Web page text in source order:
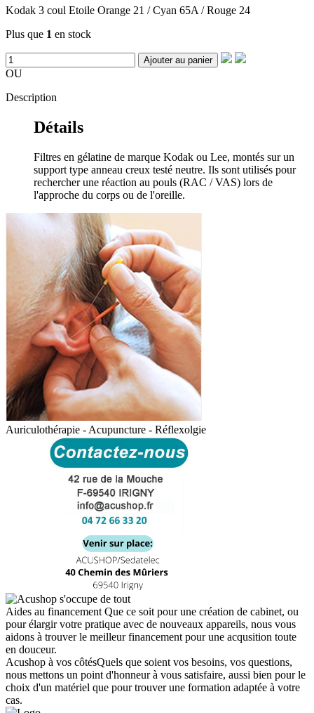
Kodak 3 coul Etoile Orange 21 / Cyan 65A / Rouge 24
Plus que 1 en stock
Ajouter au panier
OU
Description
Détails
Filtres en gélatine de marque Kodak ou Lee, montés sur un
support type anneau creux testé neutre. Ils sont utilisés pour
rechercher une réaction au pouls (RAC / VAS) lors de
l'approche du corps ou de l'oreille.
Auriculothérapie - Acupuncture - Réflexolgie
Aides au financement Que ce soit pour une création de cabinet, ou
pour élargir votre pratique avec de nouveaux appareils, nous vous
aidons à trouver le meilleur financement pour une acqusition toute
en douceur.
Acushop à vos côtésQuels que soient vos besoins, vos questions,
nous mettons un point d'honneur à vous satisfaire, aussi bien pour le
choix d'un matériel que pour trouver une formation adaptée à votre
cas.